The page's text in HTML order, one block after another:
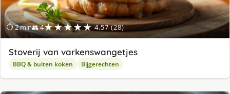
⏱ 2 min👥 4★★★★★ 4.57 (28)
Stoverij van varkenswangetjes
BBQ & buiten koken Bijgerechten